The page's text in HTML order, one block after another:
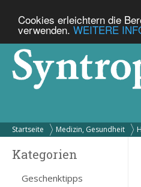
Cookies erleichtern die
verwenden. WEITERE
Startseite Medizin, Gesundheit
Kategorien
Geschenktipps